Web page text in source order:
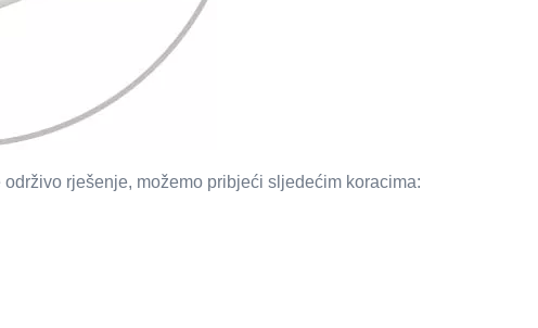
rješenje, možemo pribjeći sljedećim koracima: